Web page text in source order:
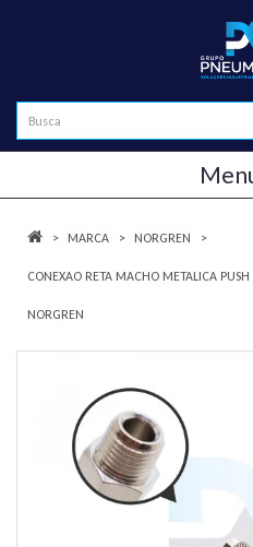
MARCA NORGREN
CONEXAO RETA MACHO METALICA
NORGREN